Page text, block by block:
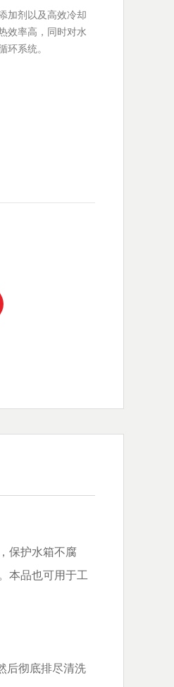
加剂以及高效冷却
效率高，同时对水
环系统。
保护水箱不腐
本品也可用于工
后彻底排尽清洗